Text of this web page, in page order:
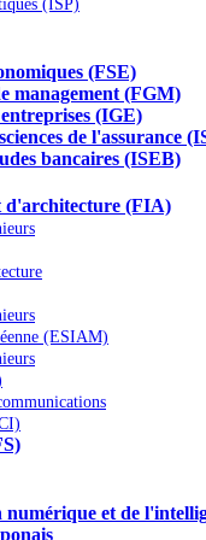
(ISP)
(FSE)
management (FGM)
(IGE)
de l'assurance
bancaires (ISEB)
d'architecture (FIA)
(ESIAM)
et de